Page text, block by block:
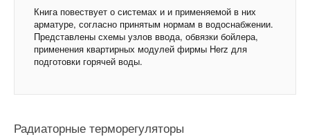
Книга повествует о системах и и применяемой в них
арматуре, согласно принятым нормам в водоснабжении.
Представлены схемы узлов ввода, обвязки бойлера,
применения квартирных модулей фирмы Herz для
подготовки горячей воды.
Радиаторные терморегуляторы